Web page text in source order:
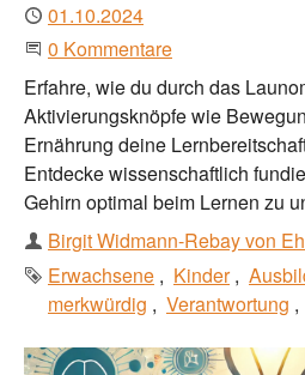
Publiziert
01.10.2024
Beginne eine Unterhaltung
0 Kommentare
Erfahre, wie du durch das
Aktivierungsknöpfe wie
Ernährung deine
Entdecke wissenschaftlich
Gehirn optimal beim Lernen zu
Autor
Birgit Widmann-Rebay von
Schlagworte
Erwachsene Kinder
merkwürdig
Verantwortung